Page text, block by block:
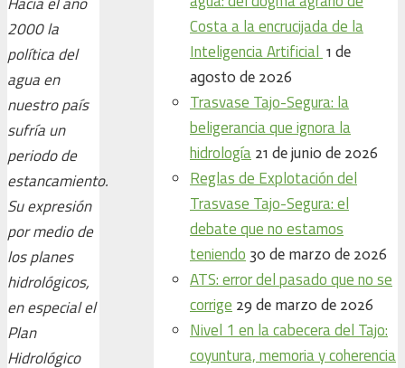
2000 la
política del
agua en
nuestro país
sufría un
periodo de
estancamiento.
Su expresión
por medio de
los planes
hidrológicos,
en especial el
Plan
Hidrológico
Costa a la encrucijada de la
Inteligencia Artificial 1 de
agosto de 2026
Trasvase Tajo-Segura: la
beligerancia que ignora la
hidrología 21 de junio de 2026
Reglas de Explotación del
Trasvase Tajo-Segura: el
debate que no estamos
teniendo 30 de marzo de 2026
ATS: error del pasado que no se
corrige 29 de marzo de 2026
Nivel 1 en la cabecera del Tajo:
coyuntura, memoria y coherencia